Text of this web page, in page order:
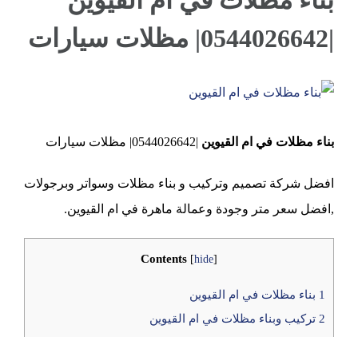
عجمان
|0544026642| مظلات سيارات
View
Image
بناء مظلات في ام القيوين |0544026642| مظلات سيارات
افضل شركة تصميم وتركيب و بناء مظلات وسواتر وبرجولات
,افضل سعر متر وجودة وعمالة ماهرة في ام القيوين.
Contents [hide]
1 بناء مظلات في ام القيوين
2 تركيب وبناء مظلات في ام القيوين